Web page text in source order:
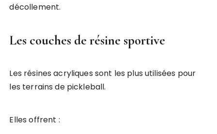
décollement.
Les couches de résine sportive
Les résines acryliques sont les plus utilisées pour
les terrains de pickleball.
Elles offrent :